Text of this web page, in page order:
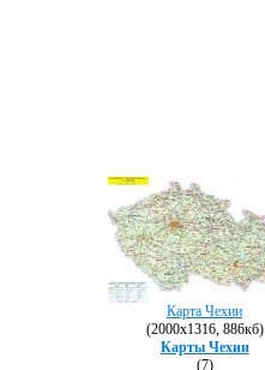
Карта Чехии
(2000х1316, 886кб)
Карты Чехии
(7)